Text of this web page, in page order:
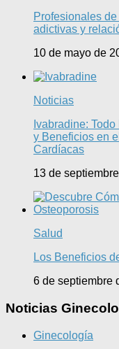
Profesionales
adictivas y
10 de mayo de
Noticias
Ivabradine:
y Beneficios en
Cardíacas
13 de
Salud
Los Beneficios
6 de septiembre
Noticias
Ginecología